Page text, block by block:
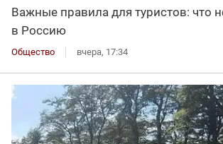
Важные правила для туристов: что
в Россию
Общество вчера, 17:34